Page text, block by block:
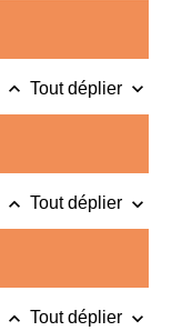
keyboard_arrow_up Tout déplier keyboard_arrow_down
keyboard_arrow_up Tout déplier keyboard_arrow_down
keyboard_arrow_up Tout déplier keyboard_arrow_down